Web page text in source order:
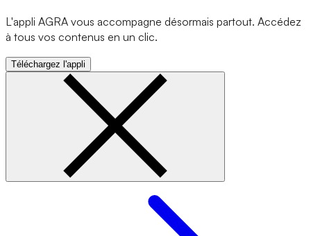
L'appli AGRA vous accompagne désormais partout. Accédez
à tous vos contenus en un clic.
Téléchargez l'appli